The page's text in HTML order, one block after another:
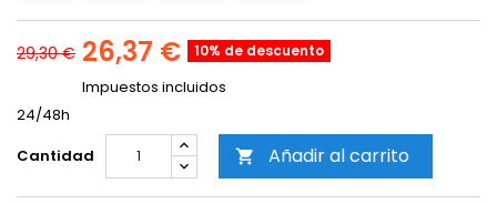
29,30 € 26,37 € 10% de descuento
Impuestos incluidos
24/48h
Cantidad
 Añadir al carrito